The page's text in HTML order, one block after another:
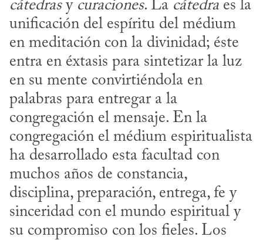
cátedras y curaciones. La cátedra es la
unificación del espíritu del médium
en meditación con la divinidad; éste
entra en éxtasis para sintetizar la luz
en su mente convirtiéndola en
palabras para entregar a la
congregación el mensaje. En la
congregación el médium espiritualista
ha desarrollado esta facultad con
muchos años de constancia,
disciplina, preparación, entrega, fe y
sinceridad con el mundo espiritual y
su compromiso con los fieles. Los